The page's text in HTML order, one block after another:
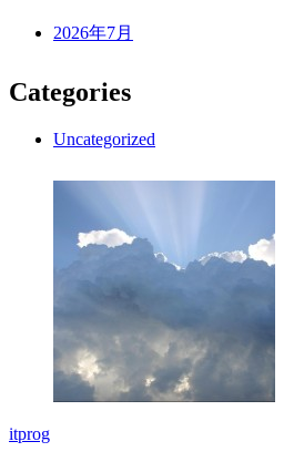
2026年7月
Categories
Uncategorized
itprog